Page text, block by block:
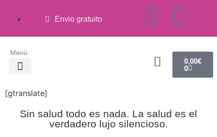
Envio gratuito
Menú
0,00€
0
[gtranslate]
Sin salud todo es nada. La salud es el
verdadero lujo silencioso.